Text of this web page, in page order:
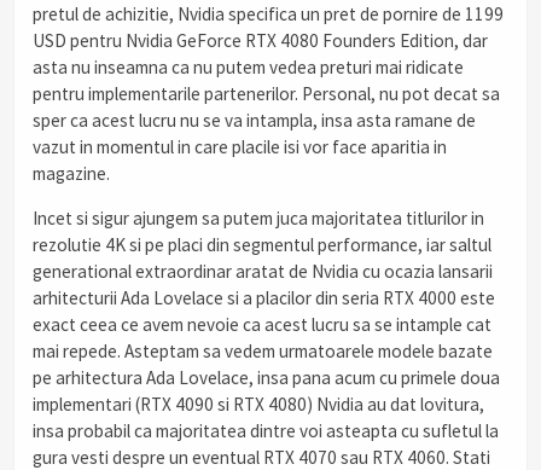
pretul de achizitie, Nvidia specifica un pret de pornire de 1199
USD pentru Nvidia GeForce RTX 4080 Founders Edition, dar
asta nu inseamna ca nu putem vedea preturi mai ridicate
pentru implementarile partenerilor. Personal, nu pot decat sa
sper ca acest lucru nu se va intampla, insa asta ramane de
vazut in momentul in care placile isi vor face aparitia in
magazine.
Incet si sigur ajungem sa putem juca majoritatea titlurilor in
rezolutie 4K si pe placi din segmentul performance, iar saltul
generational extraordinar aratat de Nvidia cu ocazia lansarii
arhitecturii Ada Lovelace si a placilor din seria RTX 4000 este
exact ceea ce avem nevoie ca acest lucru sa se intample cat
mai repede. Asteptam sa vedem urmatoarele modele bazate
pe arhitectura Ada Lovelace, insa pana acum cu primele doua
implementari (RTX 4090 si RTX 4080) Nvidia au dat lovitura,
insa probabil ca majoritatea dintre voi asteapta cu sufletul la
gura vesti despre un eventual RTX 4070 sau RTX 4060. Stati